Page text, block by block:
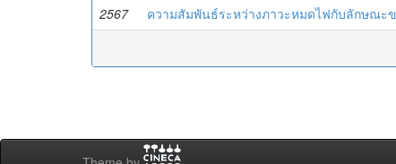
2567 ความสัมพันธ์ระหว่างภาวะหมดไฟกับลักษณะ